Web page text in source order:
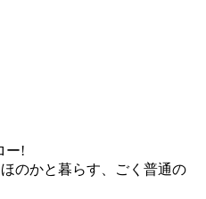
ー!
のかと暮らす、ごく普通の